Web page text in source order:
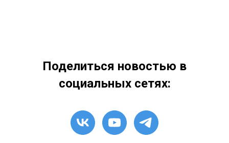
Поделиться новостью в
социальных сетях: